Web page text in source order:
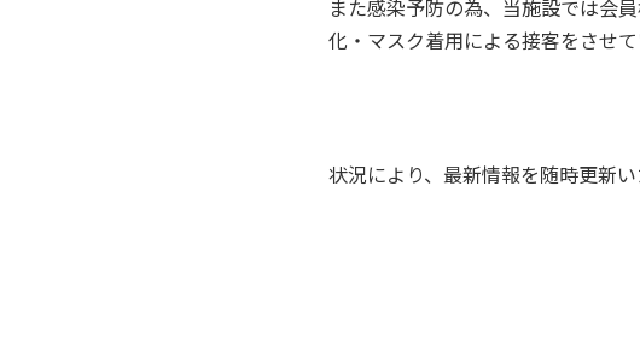
また感染予防の為、当施設では会
化・マスク着用による接客をさせ
状況により、最新情報を随時更新